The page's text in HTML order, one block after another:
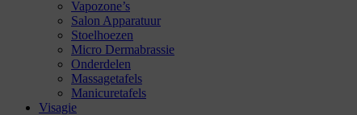
Vapozone’s
Salon Apparatuur
Stoelhoezen
Micro Dermabrassie
Onderdelen
Massagetafels
Manicuretafels
Visagie